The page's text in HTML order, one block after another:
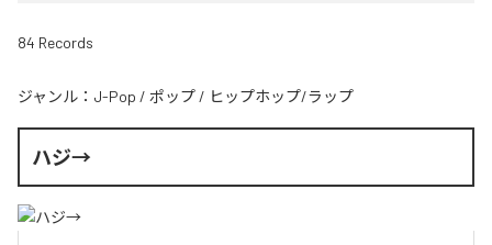
84 Records
ジャンル： J-Pop / ポップ / ヒップホップ/ラップ
ハジ→